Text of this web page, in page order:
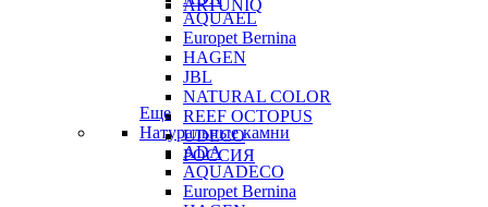
ARTUNIQ
AQUAEL
Europet Bernina
HAGEN
JBL
NATURAL COLOR
REEF OCTOPUS
UDECO
РОССИЯ
Еще
Натуральные камни
ADA
AQUADECO
Europet Bernina